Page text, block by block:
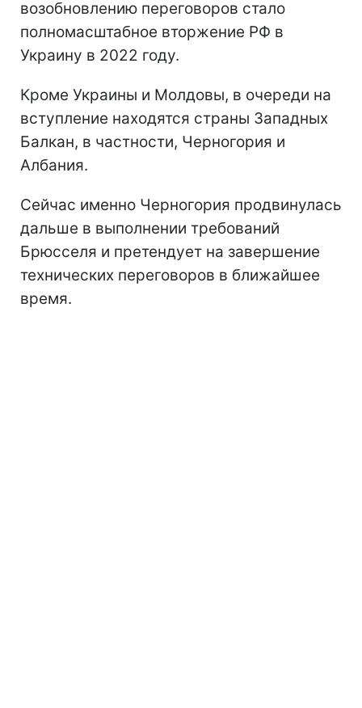
возобновлению переговоров стало
полномасштабное вторжение РФ в
Украину в 2022 году.
Кроме Украины и Молдовы, в очереди на
вступление находятся страны Западных
Балкан, в частности, Черногория и
Албания.
Сейчас именно Черногория продвинулась
дальше в выполнении требований
Брюсселя и претендует на завершение
технических переговоров в ближайшее
время.